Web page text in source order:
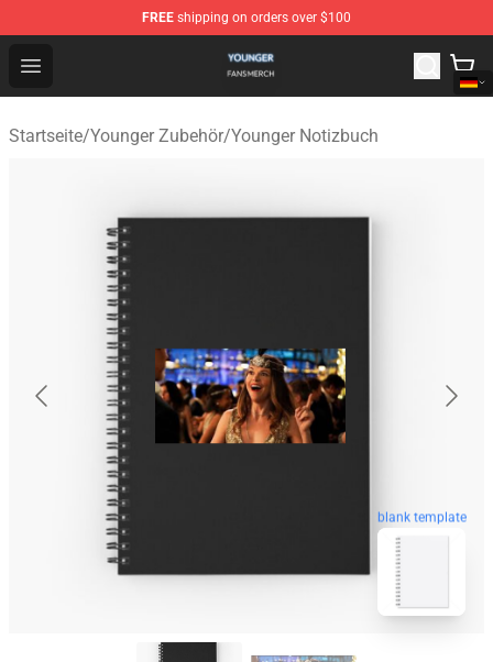
FREE shipping on orders over $100
Open menu
Younger Shop - Official Younger Merchandise Store
Startseite/Younger Zubehör/Younger Notizbuch
blank template